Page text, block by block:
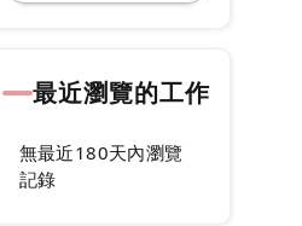
最近瀏覽的工作
無最近180天內瀏覽
記錄